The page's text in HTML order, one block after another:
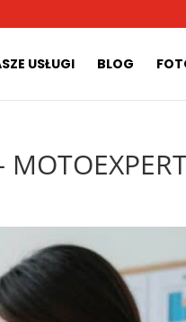
USŁUGI BLOG